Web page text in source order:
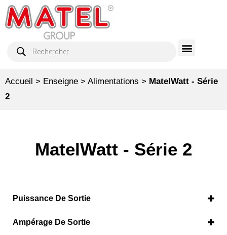
Accueil > Enseigne > Alimentations > MatelWatt - Série
2
MatelWatt - Série 2
Puissance De Sortie
Ampérage De Sortie